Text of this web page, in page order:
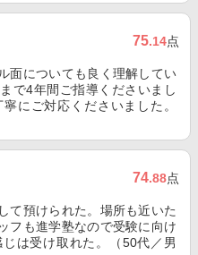
75.14点
面についても良く理解してい
で4年間ご指導くださいまし
にご対応くださいました。
74.88点
て預けられた。場所も近いた
フも進学塾なので受験に向け
は受け取れた。（50代／男